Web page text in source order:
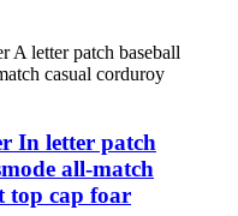
In letter patch
all-match
top cap foar